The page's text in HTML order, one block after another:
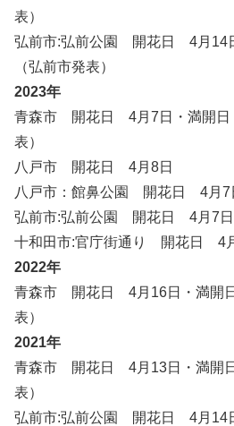
表）
弘前市:弘前公園 開花日 4月14
（弘前市発表）
2023年
青森市 開花日 4月7日・満開日
表）
八戸市 開花日 4月8日
八戸市：館鼻公園 開花日 4月7
弘前市:弘前公園 開花日 4月7日
十和田市:官庁街通り 開花日 4月
2022年
青森市 開花日 4月16日・満開
表）
2021年
青森市 開花日 4月13日・満開
表）
弘前市:弘前公園 開花日 4月14